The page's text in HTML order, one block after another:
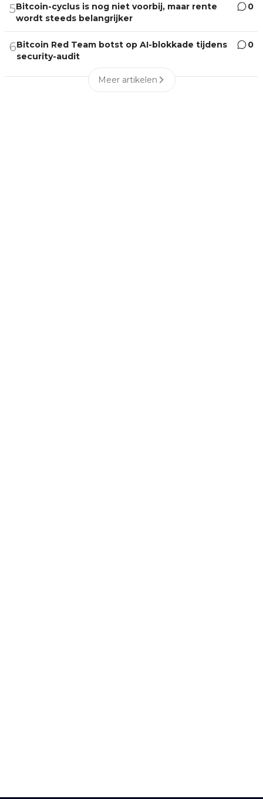
5Bitcoin-cyclus is nog niet voorbij, maar rente
wordt steeds belangrijker
0
6Bitcoin Red Team botst op AI-blokkade tijdens
security-audit
0
Meer artikelen